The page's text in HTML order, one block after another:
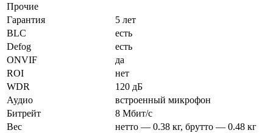
Прочие
Гарантия
5 лет
BLC
есть
Defog
есть
ONVIF
да
ROI
нет
WDR
120 дБ
Аудио
встроенный микрофон
Битрейт
8 Мбит/с
Вес
нетто — 0.38 кг, брутто — 0.48 кг